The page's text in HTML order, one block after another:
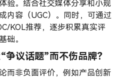
验。结合社交媒体分享和小规
内容（UGC）。同时，可通过
KOL推荐，逐步积累真实评
础。
议话题”而不伤品牌？
而非负面评价，例如产品创新